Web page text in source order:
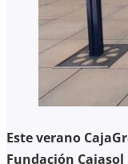
Este verano
Fundación